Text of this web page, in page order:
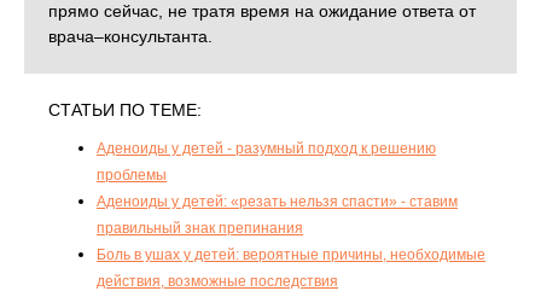
прямо сейчас, не тратя время на ожидание ответа от
врача–консультанта.
СТАТЬИ ПО ТЕМЕ:
Аденоиды у детей - разумный подход к решению
проблемы
Аденоиды у детей: «резать нельзя спасти» - ставим
правильный знак препинания
Боль в ушах у детей: вероятные причины, необходимые
действия, возможные последствия